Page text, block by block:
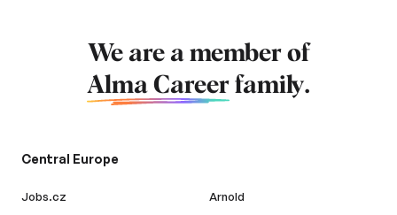
We are a member of
Alma Career family.
Central Europe
Jobs.cz
Arnold